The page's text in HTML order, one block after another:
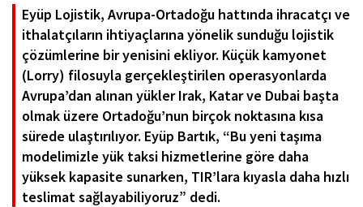
Eyüp Lojistik, Avrupa-Ortadoğu hattında ihracatçı ve
ithalatçıların ihtiyaçlarına yönelik sunduğu lojistik
çözümlerine bir yenisini ekliyor. Küçük kamyonet
(Lorry) filosuyla gerçekleştirilen operasyonlarda
Avrupa’dan alınan yükler Irak, Katar ve Dubai başta
olmak üzere Ortadoğu’nun birçok noktasına kısa
sürede ulaştırılıyor. Eyüp Bartık, “Bu yeni taşıma
modelimizle yük taksi hizmetlerine göre daha
yüksek kapasite sunarken, TIR’lara kıyasla daha hızlı
teslimat sağlayabiliyoruz” dedi.